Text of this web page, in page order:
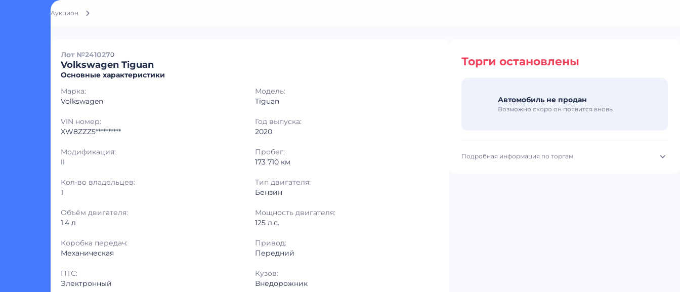
Аукцион
Лот №2410270
Volkswagen Tiguan
Основные характеристики
Марка:
Volkswagen
Модель:
Tiguan
VIN номер:
XW8ZZZ5**********
Год выпуска:
2020
Модификация:
II
Пробег:
173 710 км
Кол-во владельцев:
1
Тип двигателя:
Бензин
Объём двигателя:
1.4 л
Мощность двигателя:
125 л.с.
Коробка передач:
Механическая
Привод:
Передний
ПТС:
Электронный
Кузов:
Внедорожник
Торги остановлены
Автомобиль не продан
Возможно скоро он появится вновь
Подробная информация по торгам